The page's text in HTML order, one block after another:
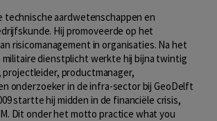
technische aardwetenschappen en
Hij promoveerde op het
risicomanagement in organisaties. Na het
militaire dienstplicht werkte hij bijna twintig
projectleider, productmanager,
onderzoeker in de infra-sector bij GeoDelft
startte hij midden in de financiële crisis,
Dit onder het motto practice what you